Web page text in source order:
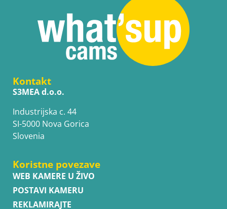
Kontakt
S3MEA d.o.o.
Industrijska c. 44
SI-5000 Nova Gorica
Slovenia
Koristne povezave
WEB KAMERE U ŽIVO
POSTAVI KAMERU
REKLAMIRAJTE